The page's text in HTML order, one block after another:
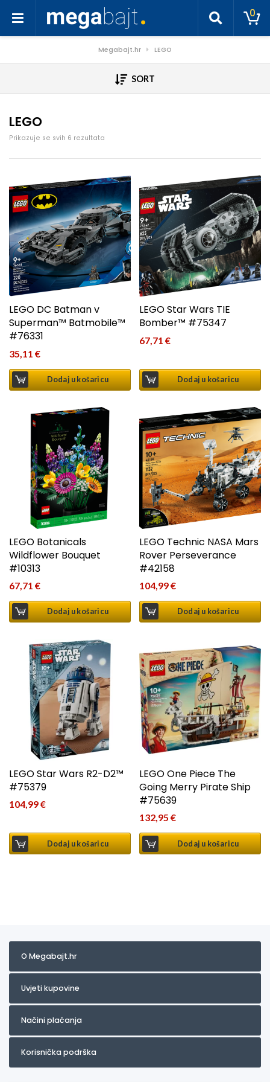
0
Megabajt.hr LEGO
SORT
LEGO
Prikazuje se svih 6 rezultata
LEGO DC Batman v
Superman™ Batmobile™
#76331
35,11 €
Dodaj u košaricu
LEGO Star Wars TIE
Bomber™ #75347
67,71€
Dodaj u košaricu
LEGO Botanicals
Wildflower Bouquet
#10313
67,71 €
Dodaj u košaricu
LEGO Technic NASA Mars
Rover Perseverance
#42158
104,99€
Dodaj u košaricu
LEGO Star Wars R2-D2™
#75379
104,99€
Dodaj u košaricu
LEGO One Piece The
Going Merry Pirate Ship
#75639
132,95€
Dodaj u košaricu
O Megabajt.hr
Uvjeti kupovine
Načini plaćanja
Korisnička podrška